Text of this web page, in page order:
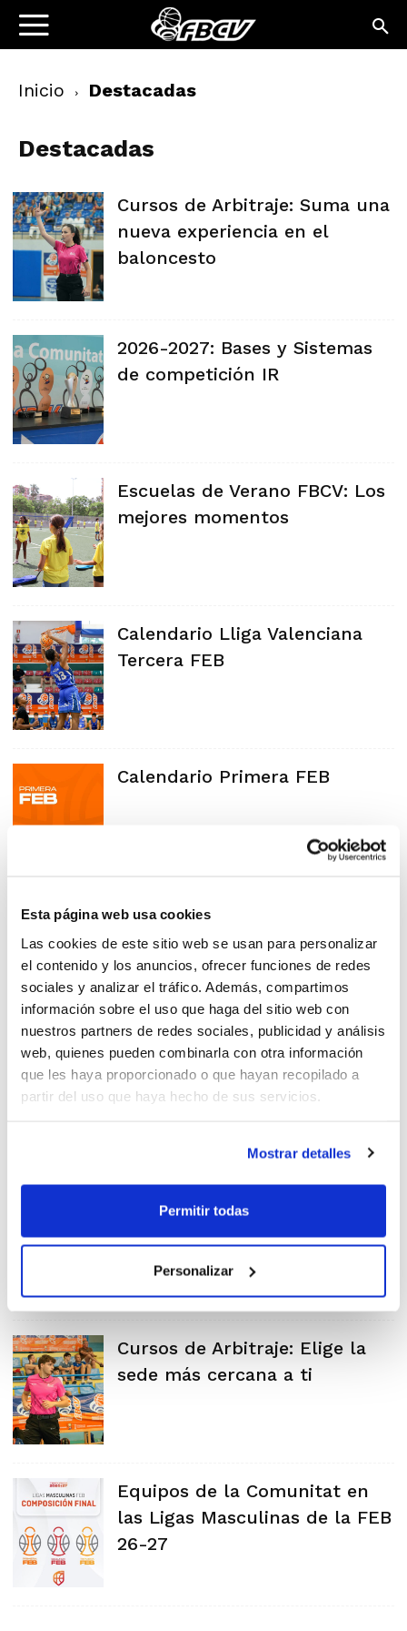
Esta página web usa cookies
Las cookies de este sitio web se usan para personalizar
el contenido y los anuncios, ofrecer funciones de redes
sociales y analizar el tráfico. Además, compartimos
información sobre el uso que haga del sitio web con
nuestros partners de redes sociales, publicidad y análisis
web, quienes pueden combinarla con otra información
que les haya proporcionado o que hayan recopilado a
partir del uso que haya hecho de sus servicios.
Mostrar detalles
Permitir todas
Personalizar
Inicio Destacadas
Destacadas
Cursos de Arbitraje: Suma una
nueva experiencia en el
baloncesto
2026-2027: Bases y Sistemas
de competición IR
Escuelas de Verano FBCV: Los
mejores momentos
Calendario Lliga Valenciana
Tercera FEB
Calendario Primera FEB
Calendario Segunda FEB
Donde empieza una nueva
temporada
Calendario Tercera FEB
Cursos de Arbitraje: Elige la
sede más cercana a ti
Equipos de la Comunitat en
las Ligas Masculinas de la FEB
26-27